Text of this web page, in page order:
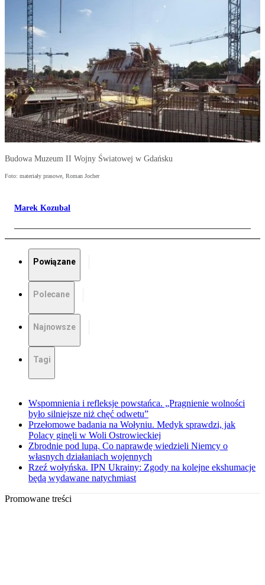
Budowa Muzeum II Wojny Światowej w Gdańsku
Foto: materiały prasowe, Roman Jocher
Marek Kozubal
Powiązane
Polecane
Najnowsze
Tagi
Wspomnienia i refleksje powstańca. „Pragnienie wolności
było silniejsze niż chęć odwetu”
Przełomowe badania na Wołyniu. Medyk sprawdzi, jak
Polacy ginęli w Woli Ostrowieckiej
Zbrodnie pod lupą. Co naprawdę wiedzieli Niemcy o
własnych działaniach wojennych
Rzeź wołyńska. IPN Ukrainy: Zgody na kolejne ekshumacje
będą wydawane natychmiast
Promowane treści